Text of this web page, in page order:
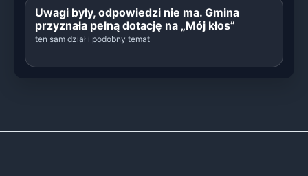
Uwagi były, odpowiedzi nie ma. Gmina
przyznała pełną dotację na „Mój kłos”
ten sam dział i podobny temat